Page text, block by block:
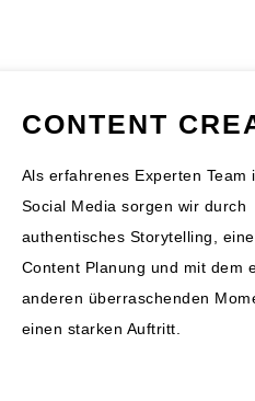
CONTENT
Als erfahrenes Experten Team
Social Media sorgen wir durch
authentisches Storytelling,
Content Planung und mit dem
anderen überraschenden
einen starken Auftritt.